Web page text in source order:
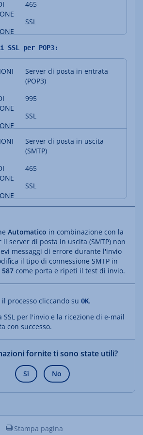
465
SSL
SSL per POP3:
Server di posta in entrata
(POP3)
995
SSL
Server di posta in uscita
(SMTP)
465
SSL
Automatico in combinazione con la
il server di posta in uscita (SMTP) non
messaggi di errore durante l'invio
il tipo di connessione SMTP in
587 come porta e ripeti il test di invio.
il processo cliccando su OK.
SSL per l'invio e la ricezione di e-mail
con successo.
fornite ti sono state utili?
Sì No
Stampa pagina